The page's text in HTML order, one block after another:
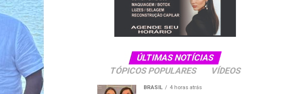
ÚLTIMAS NOTÍCIAS
TÓPICOS POPULARES
VÍDEOS
BRASIL 4 horas atrás